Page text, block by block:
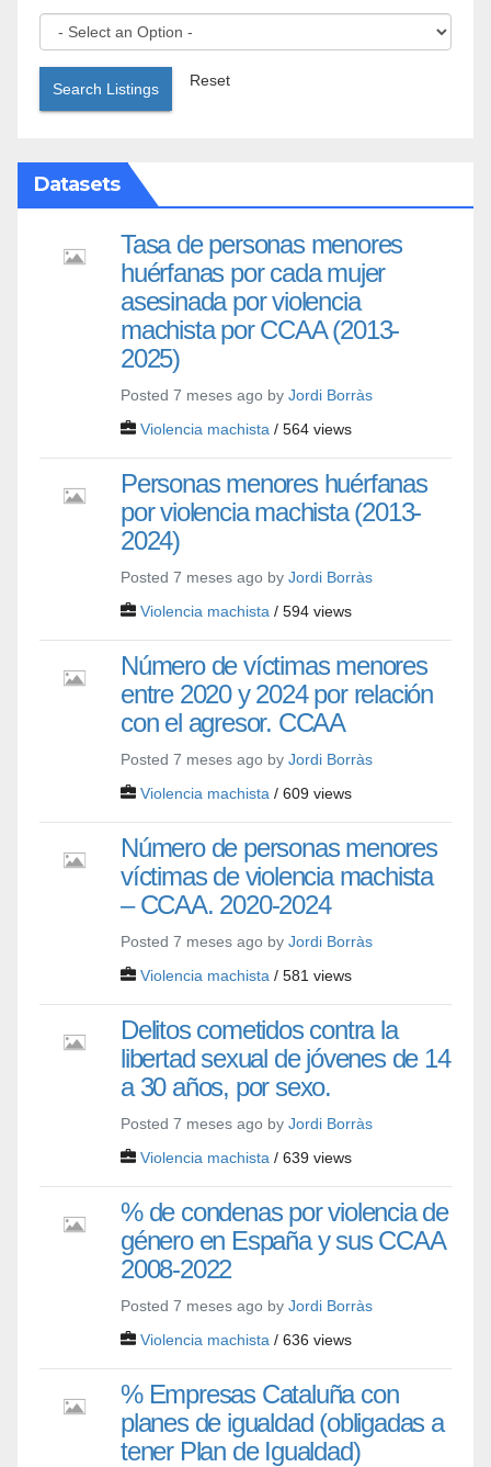
Search Listings Reset
Datasets
Tasa de personas menores
huérfanas por cada mujer
asesinada por violencia
machista por CCAA (2013-
2025)
Posted 7 meses ago by Jordi Borràs
Violencia machista / 564 views
Personas menores huérfanas
por violencia machista (2013-
2024)
Posted 7 meses ago by Jordi Borràs
Violencia machista / 594 views
Número de víctimas menores
entre 2020 y 2024 por relación
con el agresor. CCAA
Posted 7 meses ago by Jordi Borràs
Violencia machista / 609 views
Número de personas menores
víctimas de violencia machista
– CCAA. 2020-2024
Posted 7 meses ago by Jordi Borràs
Violencia machista / 581 views
Delitos cometidos contra la
libertad sexual de jóvenes de 14
a 30 años, por sexo.
Posted 7 meses ago by Jordi Borràs
Violencia machista / 639 views
% de condenas por violencia de
género en España y sus CCAA
2008-2022
Posted 7 meses ago by Jordi Borràs
Violencia machista / 636 views
% Empresas Cataluña con
planes de igualdad (obligadas a
tener Plan de Igualdad)